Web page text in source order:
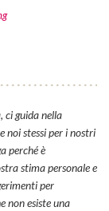
ci guida nella
noi stessi per i nostri
perché è
stima personale e
per
non esiste una